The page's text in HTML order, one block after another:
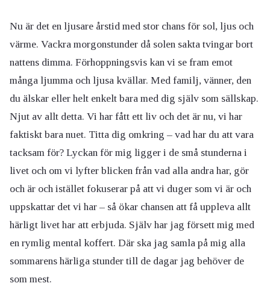
Nu är det en ljusare årstid med stor chans för sol, ljus och
värme. Vackra morgonstunder då solen sakta tvingar bort
nattens dimma. Förhoppningsvis kan vi se fram emot
många ljumma och ljusa kvällar. Med familj, vänner, den
du älskar eller helt enkelt bara med dig själv som sällskap.
Njut av allt detta. Vi har fått ett liv och det är nu, vi har
faktiskt bara nuet. Titta dig omkring – vad har du att vara
tacksam för? Lyckan för mig ligger i de små stunderna i
livet och om vi lyfter blicken från vad alla andra har, gör
och är och istället fokuserar på att vi duger som vi är och
uppskattar det vi har – så ökar chansen att få uppleva allt
härligt livet har att erbjuda. Själv har jag försett mig med
en rymlig mental koffert. Där ska jag samla på mig alla
sommarens härliga stunder till de dagar jag behöver de
som mest.